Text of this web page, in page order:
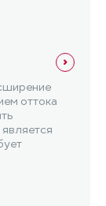
оттока